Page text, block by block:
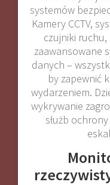
systemów
Kamery CCTV,
czujniki
zaawansowane
danych –
by zapewnić
wydarzeniem.
wykrywanie
służb